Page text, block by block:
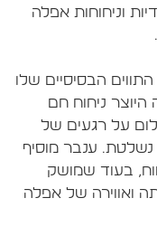
וניחוחות אפלה
הבסיסיים שלו
ניחוח חם
על רגעים של
ענבר מוסיף
בעוד שמושק
ואווירה של אפלה